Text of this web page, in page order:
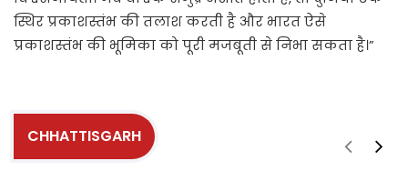
स्थिर प्रकाशस्तंभ की तलाश करती है और भारत ऐसे
प्रकाशस्तंभ की भूमिका को पूरी मजबूती से निभा सकता है।”
CHHATTISGARH